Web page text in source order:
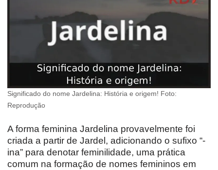
Significado do nome Jardelina: História e origem! Foto:
Reprodução
A forma feminina Jardelina provavelmente foi
criada a partir de Jardel, adicionando o sufixo “-
ina” para denotar feminilidade, uma prática
comum na formação de nomes femininos em